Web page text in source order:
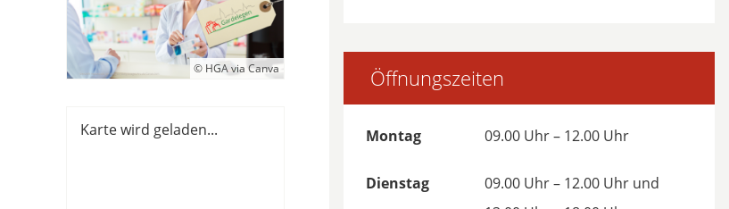
© HGA via Canva
Karte wird geladen...
Öffnungszeiten
Montag 09.00 Uhr – 12.00 Uhr
Dienstag
09.00 Uhr – 12.00 Uhr und